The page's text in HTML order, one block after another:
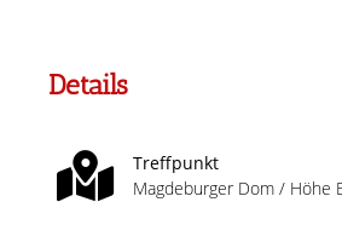
Details
Treffpunkt
Magdeburger Dom / Höhe